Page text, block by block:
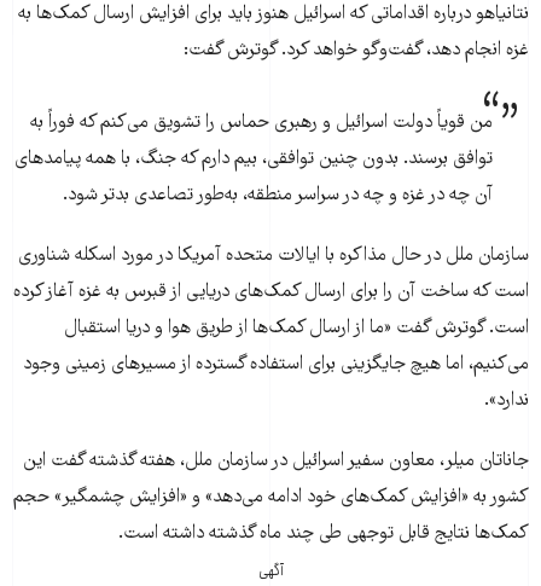
نتانیاهو درباره اقداماتی که اسرائیل هنوز باید برای افزایش ارسال کمک‌ها به
غزه انجام دهد، گفت‌وگو خواهد کرد. گوترش گفت:
من قویاً دولت اسرائیل و رهبری حماس را تشویق می‌کنم که فوراً به
توافق برسند. بدون چنین توافقی، بیم دارم که جنگ، با همه پیامدهای
آن چه در غزه و چه در سراسر منطقه، به‌طور تصاعدی بدتر شود.
سازمان ملل در حال مذاکره با ایالات متحده آمریکا در مورد اسکله شناوری
است که ساخت آن را برای ارسال کمک‌های دریایی از قبرس به غزه آغاز کرده
است. گوترش گفت «ما از ارسال کمک‌ها از طریق هوا و دریا استقبال
می‌کنیم، اما هیچ جایگزینی برای استفاده گسترده از مسیرهای زمینی وجود
ندارد».
جاناتان میلر، معاون سفیر اسرائیل در سازمان ملل، هفته گذشته گفت این
کشور به «افزایش کمک‌های خود ادامه می‌دهد» و «افزایش چشمگیر» حجم
کمک‌ها نتایج قابل توجهی طی چند ماه گذشته داشته است.
آگهی